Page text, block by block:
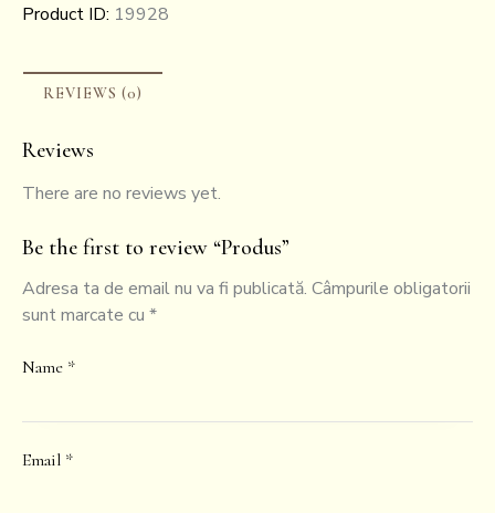
Product ID: 19928
REVIEWS (0)
Reviews
There are no reviews yet.
Be the first to review “Produs”
Adresa ta de email nu va fi publicată. Câmpurile obligatorii
sunt marcate cu *
Name *
Email *